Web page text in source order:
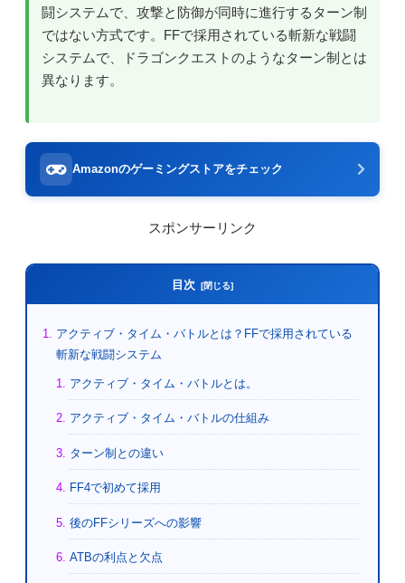
闘システムで、攻撃と防御が同時に進行するターン制
ではない方式です。FFで採用されている斬新な戦闘
システムで、ドラゴンクエストのようなターン制とは
異なります。
Amazonのゲーミングストアをチェック
スポンサーリンク
目次
アクティブ・タイム・バトルとは？FFで採用されている
斬新な戦闘システム
アクティブ・タイム・バトルとは。
アクティブ・タイム・バトルの仕組み
ターン制との違い
FF4で初めて採用
後のFFシリーズへの影響
ATBの利点と欠点